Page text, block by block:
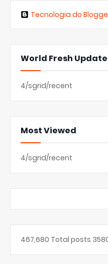
Tecnologia do
World Fresh
4/sgrid/recent
Most Viewed
4/sgrid/recent
467,680 Total posts